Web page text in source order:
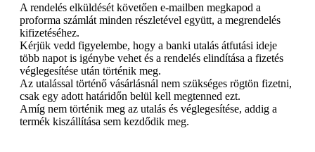
A rendelés elküldését követően e-mailben megkapod a
proforma számlát minden részletével együtt, a megrendelés
kifizetéséhez.
Kérjük vedd figyelembe, hogy a banki utalás átfutási ideje
több napot is igénybe vehet és a rendelés elindítása a fizetés
véglegesítése után történik meg.
Az utalással történő vásárlásnál nem szükséges rögtön fizetni,
csak egy adott határidőn belül kell megtenned ezt.
Amíg nem történik meg az utalás és véglegesítése, addig a
termék kiszállítása sem kezdődik meg.